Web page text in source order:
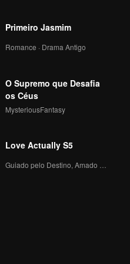
Primeiro Jasmim
Romance · Drama Antigo
O Supremo que Desafia
os Céus
MysteriousFantasy
Love Actually S5